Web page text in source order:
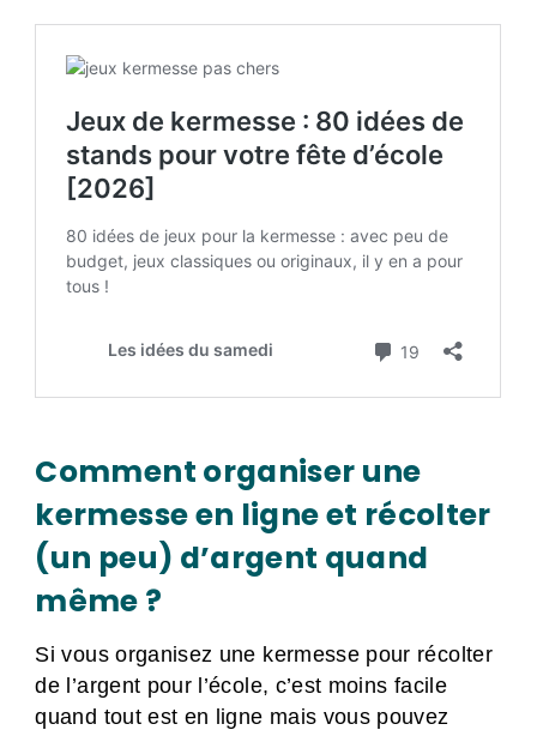
Comment organiser une
kermesse en ligne et récolter
(un peu) d’argent quand
même ?
Si vous organisez une kermesse pour récolter
de l’argent pour l’école, c’est moins facile
quand tout est en ligne mais vous pouvez